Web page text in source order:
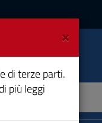
×
di terze parti.
più leggi